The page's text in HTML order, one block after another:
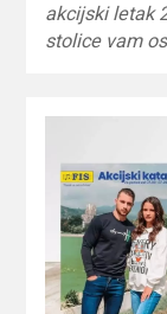
akcijski letak
stolice vam